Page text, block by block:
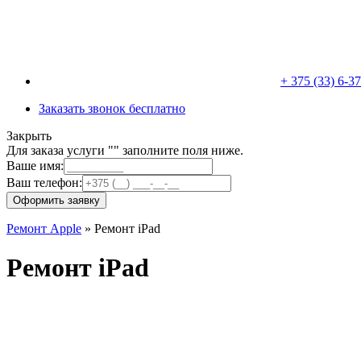
+ 375 (33) 6-
Заказать звонок бесплатно
Закрыть
Для заказа услуги "" заполните поля ниже.
Ваше имя:
Ваш телефон:
Оформить заявку
Ремонт Apple » Ремонт iPad
Ремонт iPad